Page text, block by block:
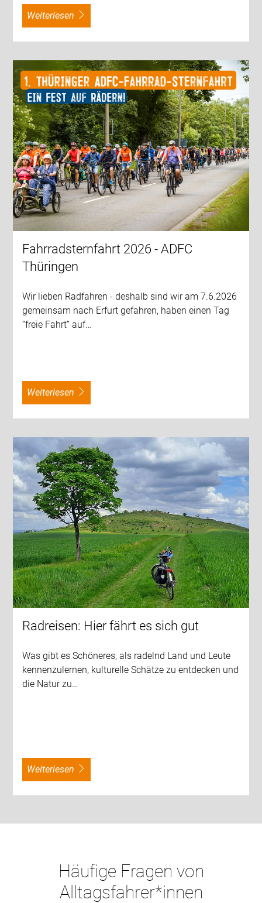
weiterlesen
Fahrradsternfahrt 2026 - ADFC
Thüringen
Wir lieben Radfahren - deshalb sind wir am 7.6.2026
gemeinsam nach Erfurt gefahren, haben einen Tag
“freie Fahrt” auf…
weiterlesen
Radreisen: Hier fährt es sich gut
Was gibt es Schöneres, als radelnd Land und Leute
kennenzulernen, kulturelle Schätze zu entdecken und
die Natur zu…
weiterlesen
Häufige Fragen von
Alltagsfahrer*innen